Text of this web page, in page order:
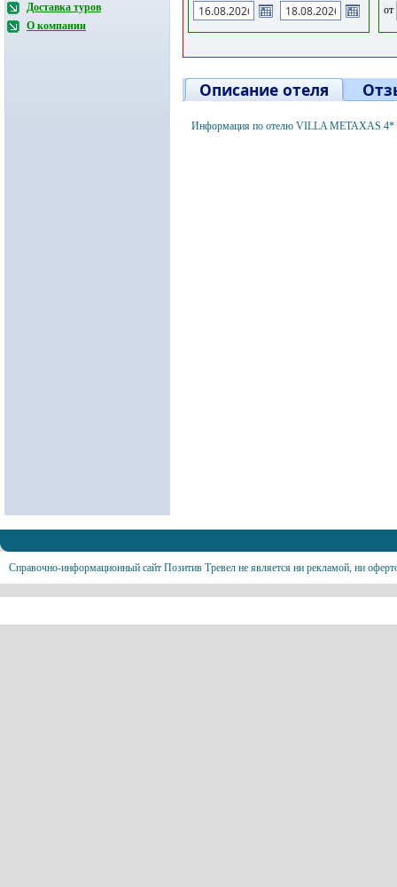
Доставка туров
О компании
от
Описание отеля
Информация по отелю VILLA METAXAS 4*
Справочно-информационный сайт Позитив Тревел не является ни рекламой, ни